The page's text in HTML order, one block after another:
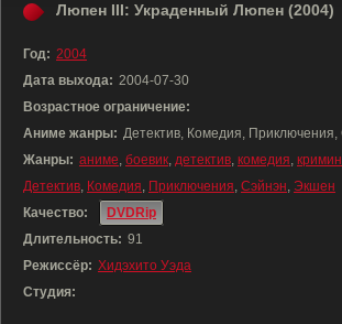
Люпен III: Украденный Люпен (2004)
Год: 2004
Дата выхода: 2004-07-30
Возрастное ограничение:
Аниме жанры: Детектив, Комедия,
Жанры: аниме, боевик, детектив, комедия,
Детектив, Комедия, Приключения, Сэйнэн, Экшен
Качество:
DVDRip
Длительность: 91
Режиссёр: Хидэхито Уэда
Студия: